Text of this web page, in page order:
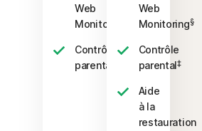
Web
Monitoring
Contrôle
parental
Web
Monitoring§
Contrôle
parental‡
Aide
à la
restauration